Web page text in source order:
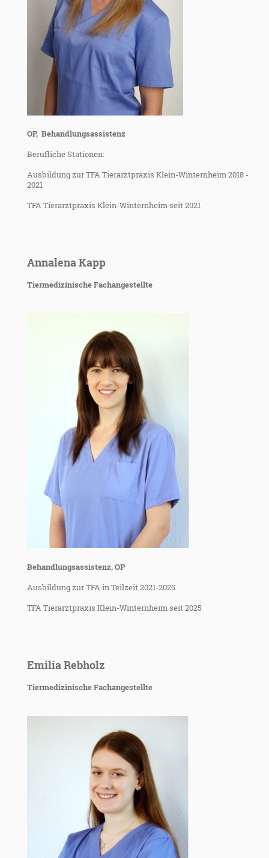
OP, Behandlungsassistenz
Berufliche Stationen:
Ausbildung zur TFA Tierarztpraxis Klein-Winternheim 2018 -
2021
TFA Tierarztpraxis Klein-Winternheim seit 2021
Annalena Kapp
Tiermedizinische Fachangestellte
Behandlungsassistenz, OP
Ausbildung zur TFA in Teilzeit 2021-2025
TFA Tierarztpraxis Klein-Winternheim seit 2025
Emilia Rebholz
Tiermedizinische Fachangestellte